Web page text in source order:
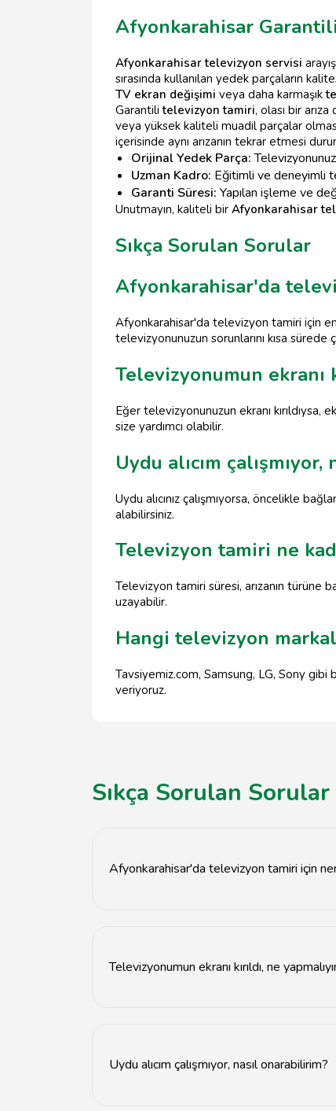
Afyonkarahisar
Afyonkarahisar televizyon servisi
sırasında kullanılan yedek parçaların
TV ekran değişimi veya daha karmaşık
Garantilitelevizyon tamiri, olası bir
veya yüksek kaliteli muadil parçalar
içerisinde aynı arızanın tekrar etmesi
Orijinal Yedek Parça:
Uzman Kadro: Eğitimli ve deneyimli
Garanti Süresi: Yapılan işleme ve
Unutmayın, kaliteli bir Afyonkarahisar
Sıkça Sorulan Sorular
Afyonkarahisar'da
Afyonkarahisar'da televizyon tamiri için
televizyonunuzun sorunlarını kısa sürede
Televizyonumun ekranı
Eğer televizyonunuzun ekranı
size yardımcı olabilir.
Uydu alıcım çalışmıyor,
Uydu alıcınız çalışmıyorsa, öncelikle
alabilirsiniz.
Televizyon tamiri ne
Televizyon tamiri süresi, arızanın türüne
uzayabilir.
Hangi televizyon
Tavsiyemiz.com, Samsung, LG, Sony
veriyoruz.
Sıkça Sorulan Sorular
Afyonkarahisar'da televizyon tamiri için
Televizyonumun ekranı kırıldı, ne
Uydu alıcım çalışmıyor, nasıl onarabilirim?